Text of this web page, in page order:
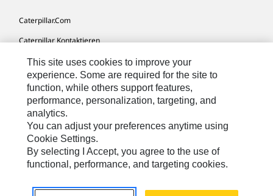
Caterpillar.com
Caterpillar Kontaktieren
Meine Marketing-Präferenzen
Seitenübersicht
Cookie Settings
Rechtliche Hinweise
Datenschutz
Europe-German© 2026 Caterpillar. Alle Rechte vorbehalten.
This site uses cookies to improve your
experience. Some are required for the site to
function, while others support features,
performance, personalization, targeting, and
analytics.
You can adjust your preferences anytime using
Cookie Settings.
By selecting I Accept, you agree to the use of
functional, performance, and targeting cookies.